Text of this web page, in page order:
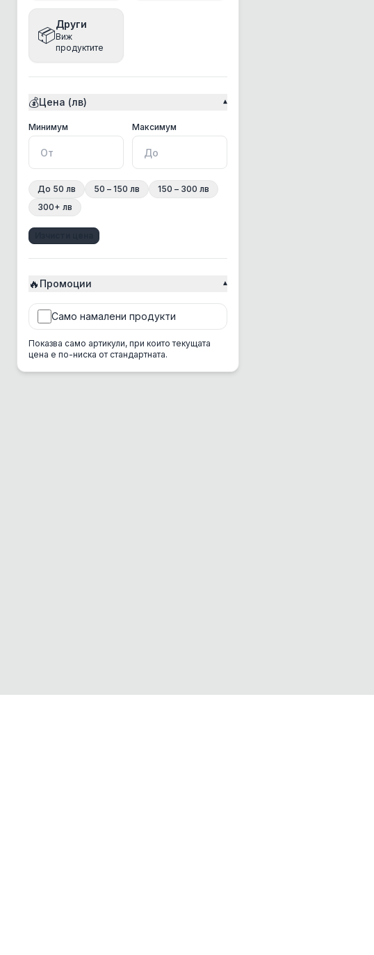
Bea
Best Clean
BonaCibo
BRAAAF
Bravery
Brit
Chicopee
Chris Christensen
Churu Rolls
CosyFlock
Croci
CSI Floor&Surface
CSI Urine
Danube
📦
Други
Виж
продуктите
💰Цена (лв) ▾
Минимум Минимална ценаМаксимум
До 50 лв 50 – 150 лв
150 – 300 лв
300+ лв
🔥 Промоции ▾
Само намалени продукти
Показва само артикули, при които текущата
цена е по-ниска от стандартната.